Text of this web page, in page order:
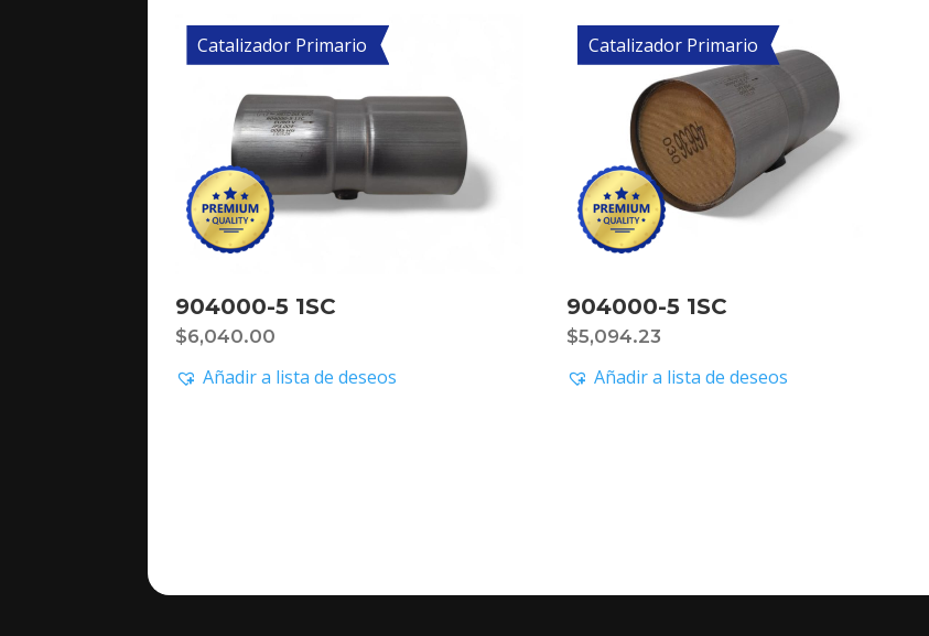
Catalizador Primario
904000-5 1SC
$6,040.00
Añadir a lista de deseos
Catalizador Primario
904000-5 1SC
$5,094.23
Añadir a lista de deseos